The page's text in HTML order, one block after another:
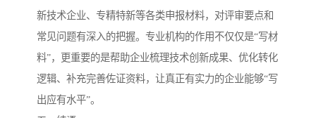
新技术企业、专精特新等各类申报材料，对评审要点和
常见问题有深入的把握。专业机构的作用不仅仅是“写材
料”，更重要的是帮助企业梳理技术创新成果、优化转化
逻辑、补充完善佐证资料，让真正有实力的企业能够“写
出应有水平”。